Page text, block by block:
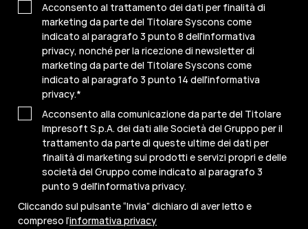
Acconsento al trattamento dei dati per finalità di
marketing da parte del Titolare Syscons come
indicato al paragrafo 3 punto 8 dell'informativa
privacy, nonché per la ricezione di newsletter di
marketing da parte del Titolare Syscons come
indicato al paragrafo 3 punto 14 dell'informativa
privacy.*
Acconsento alla comunicazione da parte del Titolare
Impresoft S.p.A. dei dati alle Società del Gruppo per il
trattamento da parte di queste ultime dei dati per
finalità di marketing sui prodotti e servizi propri e delle
società del Gruppo come indicato al paragrafo 3
punto 9 dell'informativa privacy.
Cliccando sul pulsante “Invia” dichiaro di aver letto e
compreso l’informativa privacy